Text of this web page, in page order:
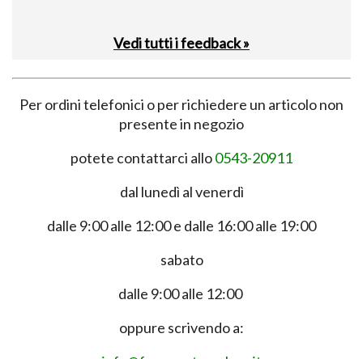
Vedi tutti i feedback »
Per ordini telefonici o per richiedere un articolo non
presente in negozio
potete contattarci allo0543-20911
dal lunedì al venerdì
dalle 9:00 alle 12:00 e dalle 16:00 alle 19:00
sabato
dalle 9:00 alle 12:00
oppure scrivendo a: